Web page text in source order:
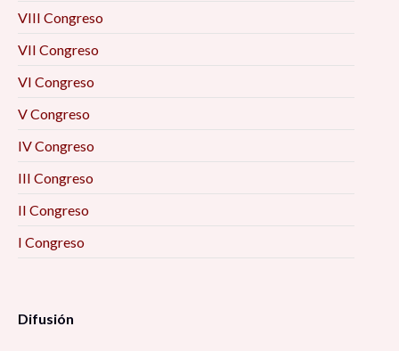
VIII Congreso
VII Congreso
VI Congreso
V Congreso
IV Congreso
III Congreso
II Congreso
I Congreso
Difusión